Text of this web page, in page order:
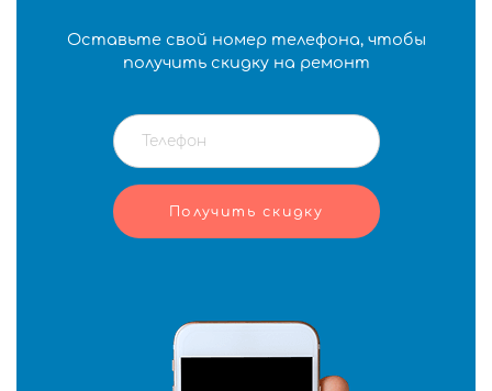
Оставьте свой номер телефона, чтобы
получить скидку на ремонт